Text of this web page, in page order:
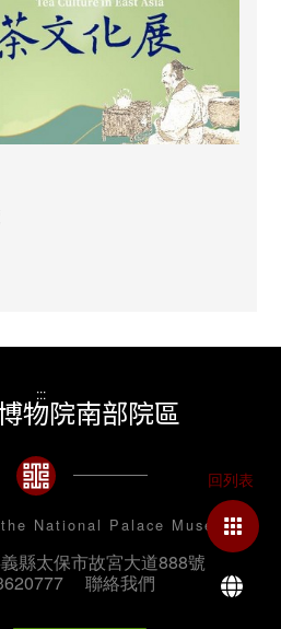
:::
物院南部院區
National Palace Museum
縣太保市故宮大道888號
聯絡我們